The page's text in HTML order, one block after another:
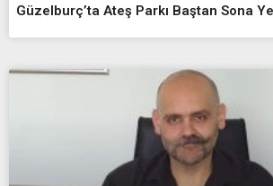
Güzelburç’ta Ateş Parkı Baştan Sona